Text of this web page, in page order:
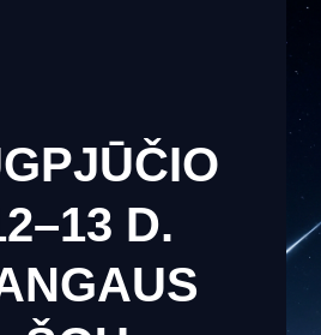
uses cookies to ensure you get
D.